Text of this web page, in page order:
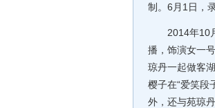
制。6月1日，
2014年10月
播，饰演女一
琼丹一起做客
樱子在“爱笑段
外，还与苑琼